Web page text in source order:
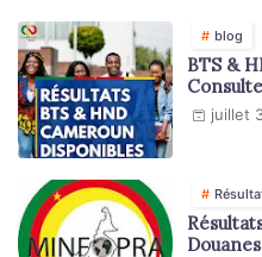
blog
BTS &
juillet